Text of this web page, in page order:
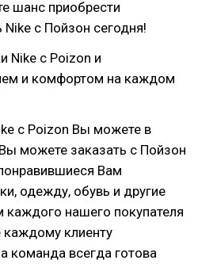
шанс приобрести
с Пойзон сегодня!
Nike с Poizon и
и комфортом на каждом
с Poizon Вы можете в
можете заказать с Пойзон
Вам
одежду, обувь и другие
нашего покупателя
каждому клиенту
команда всегда готова